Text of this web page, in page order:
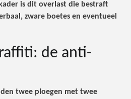
is ditoverlast die bestraft
, zware boetes en eventueel
de anti-
twee ploegen met twee